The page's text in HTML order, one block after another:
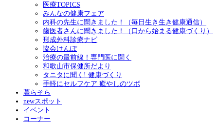
医療TOPICS
みんなの健康フェア
内科の先生に聞きました！（毎日生き生き健康通信）
歯医者さんに聞きました！（口から始まる健康づくり）
形成外科診療ナビ
協会けんぽ
治療の最前線！専門医に聞く
和歌山市保健所だより
タニタに聞く! 健康づくり
手軽にセルフケア 癒やしのツボ
暮らそら
newスポット
イベント
コーナー